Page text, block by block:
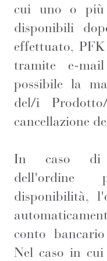
cui uno o più
disponibili
effettuato,
tramite e-
possibile la
del/i
cancellazione
In caso di
dell'ordine
disponibilità,
conto
Nel caso in